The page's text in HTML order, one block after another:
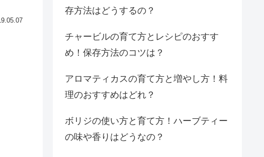
存方法はどうするの？
チャービルの育て方とレシピのおすす
め！保存方法のコツは？
アロマティカスの育て方と増やし方！料
理のおすすめはどれ？
ボリジの使い方と育て方！ハーブティー
の味や香りはどうなの？